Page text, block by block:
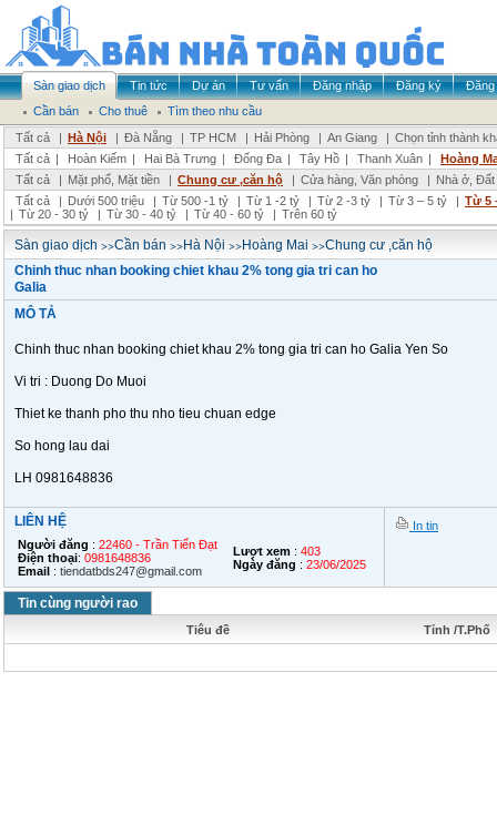
Sàn giao dịch Tin tức Dự án Tư vấn Đăng nhập Đăng ký
Đăng
Cần bán
Cho thuê
Tìm theo nhu cầu
Tất cả
| Hà Nội | Đà Nẵng | TP HCM | Hải Phòng | An Giang | Chọn tỉnh thành
Tất cả | Hoàn Kiếm | Hai Bà Trưng | Đống Đa | Tây Hồ | Thanh Xuân |
Hoàng
Tất cả
| Mặt phố, Mặt tiền | Chung cư ,căn hộ | Cửa hàng, Văn phòng | Nhà ở,
Tất cả
| Dưới 500 triệu | Từ 500 -1 tỷ | Từ 1 -2 tỷ | Từ 2 -3 tỷ | Từ 3 – 5 tỷ | Từ 5
| Từ 20 - 30 tỷ | Từ 30 - 40 tỷ | Từ 40 - 60 tỷ | Trên 60 tỷ
Sàn giao dịch >>Cần bán >>Hà Nội >>Hoàng Mai >>Chung cư ,căn hộ
Chinh thuc nhan booking chiet khau 2% tong gia tri can ho
Galia
MÔ TẢ
Chinh thuc nhan booking chiet khau 2% tong gia tri can ho Galia Yen So
Vi tri : Duong Do Muoi
Thiet ke thanh pho thu nho tieu chuan edge
So hong lau dai
LH 0981648836
LIÊN HỆ
Người đăng : 22460 - Trần Tiến Đạt
Điện thoại: 0981648836
Email : tiendatbds247@gmail.com
Lượt xem : 403
Ngày đăng : 23/06/2025
In tin
Tin cùng người rao
Tiêu đề Tỉnh /T.Phố